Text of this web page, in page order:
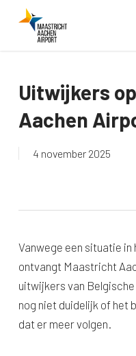
Uitwijkers
Aachen
4 november 2025
Vanwege een situatie
ontvangt Maastricht
uitwijkers van
nog niet duidelijk of het
dat er meer volgen.